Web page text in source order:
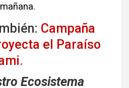
Campaña
el Paraíso
Ecosistema